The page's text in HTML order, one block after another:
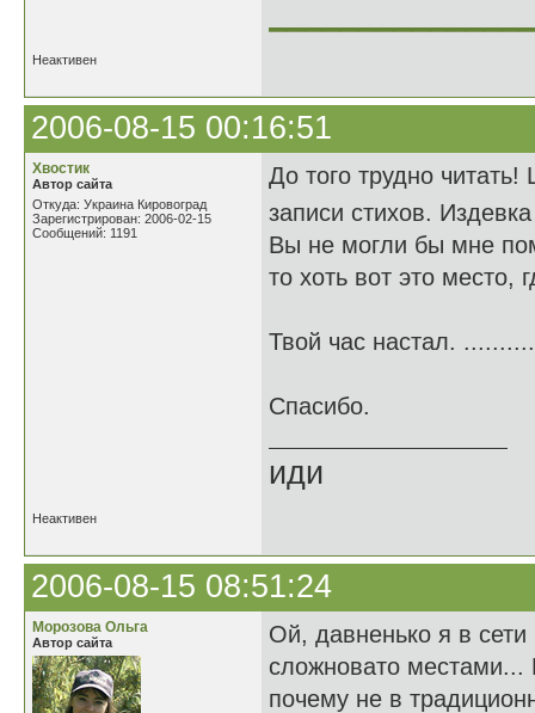
Неактивен
2006-08-15 00:16:51
Хвостик
Автор сайта
Откуда: Украина Кировоград
Зарегистрирован: 2006-02-15
Сообщений: 1191
До того трудно
записи стихов.
Вы не могли бы мне
то хоть вот это место,
Твой час настал.
Спасибо.
иди
Неактивен
2006-08-15 08:51:24
Морозова Ольга
Автор сайта
Ой, давненько я в
сложновато местами...
почему не в